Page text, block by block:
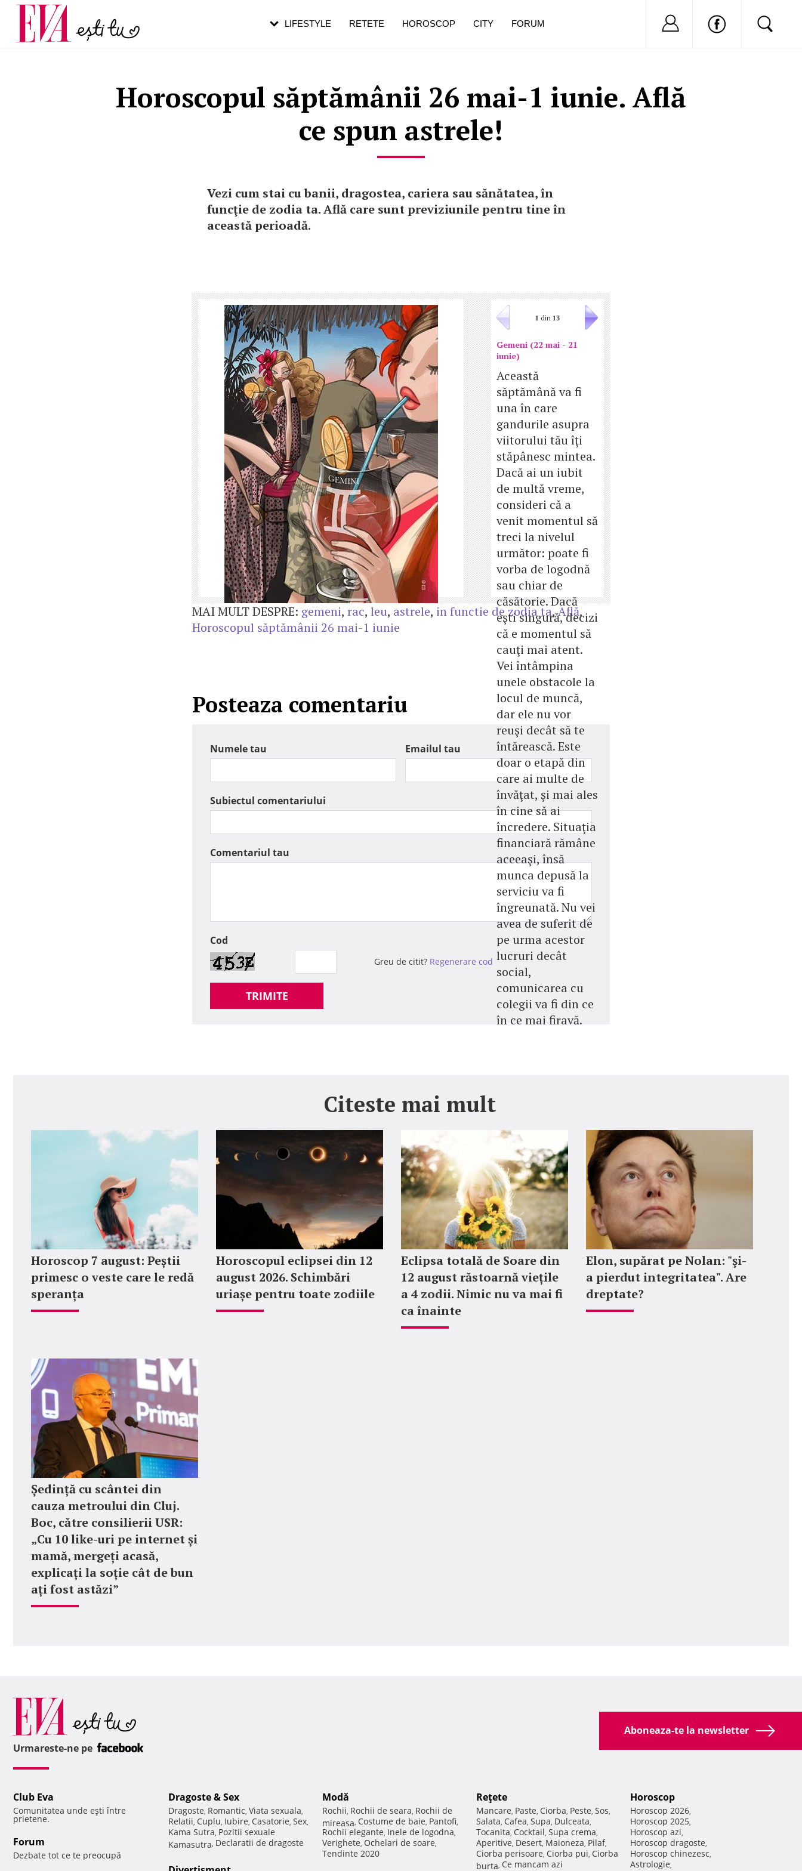
Horoscopul săptămânii 26 mai-1 iunie. Află
ce spun astrele!
Vezi cum stai cu banii, dragostea, cariera sau sănătatea, în
funcţie de zodia ta. Află care sunt previziunile pentru tine în
această perioadă.
1 din 13
Gemeni (22 mai - 21
iunie)
Această
săptămână va fi
una în care
gandurile asupra
viitorului tău îţi
stăpânesc mintea.
Dacă ai un iubit
de multă vreme,
consideri că a
venit momentul să
treci la nivelul
următor: poate fi
vorba de logodnă
sau chiar de
căsătorie. Dacă
eşti singură, decizi
că e momentul să
cauţi mai atent.
Vei întâmpina
unele obstacole la
locul de muncă,
dar ele nu vor
reuşi decât să te
întărească. Este
doar o etapă din
care ai multe de
învăţat, şi mai ales
în cine să ai
încredere. Situaţia
financiară rămâne
aceeaşi, însă
munca depusă la
serviciu va fi
îngreunată. Nu vei
avea de suferit de
pe urma acestor
lucruri decât
social,
comunicarea cu
colegii va fi din ce
în ce mai firavă.
MAI MULT DESPRE: gemeni, rac, leu, astrele, in functie de zodia ta,Află,
Horoscopul săptămânii 26 mai-1 iunie
Posteaza comentariu
Numele tau Emailul tau
Subiectul comentariului
Comentariul tau
Cod
Greu de citit? Regenerare cod
TRIMITE
Citeste mai mult
Horoscop 7 august: Peștii
primesc o veste care le redă
speranța
Horoscopul eclipsei din 12
august 2026. Schimbări
uriașe pentru toate zodiile
Eclipsa totală de Soare din
12 august răstoarnă viețile
a 4 zodii. Nimic nu va mai fi
ca înainte
Elon, supărat pe Nolan: "şi-
a pierdut integritatea". Are
dreptate?
Ședință cu scântei din
cauza metroului din Cluj.
Boc, către consilierii USR:
„Cu 10 like-uri pe internet și
mamă, mergeți acasă,
explicați la soție cât de bun
ați fost astăzi”
LIFESTYLE RETETE HOROSCOP CITY FORUM Nu ai cont?
Carieră
Actualitate
pe măsură ce înaintezi în vârstă
de dureroasă este investigația
Aboneaza-te la newsletter
Urmareste-ne pe
Club Eva
Comunitatea unde eşti între
prietene.
Forum
Dezbate tot ce te preocupă
Dragoste & Sex
Dragoste, Romantic, Viata sexuala,
Relatii, Cuplu, Iubire, Casatorie, Sex,
Kama Sutra, Pozitii sexuale
Kamasutra, Declaratii de dragoste
Modă
Rochii, Rochii de seara, Rochii de
mireasa, Costume de baie, Pantofi,
Rochii elegante, Inele de logodna,
Verighete, Ochelari de soare,
Tendinte 2020
Reţete
Mancare, Paste, Ciorba, Peste, Sos,
Salata, Cafea, Supa, Dulceata,
Tocanita, Cocktail, Supa crema,
Aperitive, Desert, Maioneza, Pilaf,
Ciorba perisoare, Ciorba pui, Ciorba
burta, Ce mancam azi
Horoscop
Horoscop 2026,
Horoscop 2025,
Horoscop azi,
Horoscop dragoste,
Horoscop chinezesc,
Astrologie,